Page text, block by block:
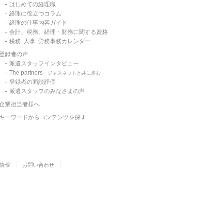
はじめての経理職
経理に役立つコラム
経理の仕事内容ガイド
会計、税務、経理・財務に関する資格
税務･人事･労務事務カレンダー
録者の声
派遣スタッフインタビュー
The partners - ジャスネットと共に歩む
登録者の面談評価
派遣スタッフのみなさまの声
業担当者様へ
キーワードからコンテンツを探す
報 お問い合わせ